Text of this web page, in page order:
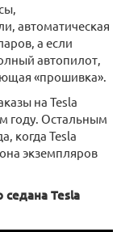
автоматическая
а если
автопилот,
«прошивка».
на Tesla
году. Остальным
когда Tesla
экземпляров
седана Tesla